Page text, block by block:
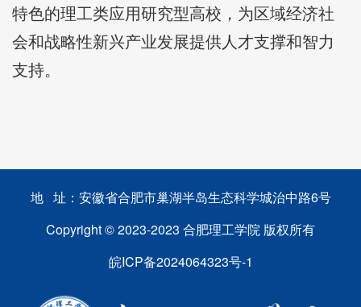
特色的理工类应用研究型高校，为区域经济社
会和战略性新兴产业发展提供人才支撑和智力
支持。
地 址：安徽省合肥市巢湖半岛生态科学城治中路6号
Copyright © 2023-2023 合肥理工学院 版权所有
皖ICP备2024064323号-1